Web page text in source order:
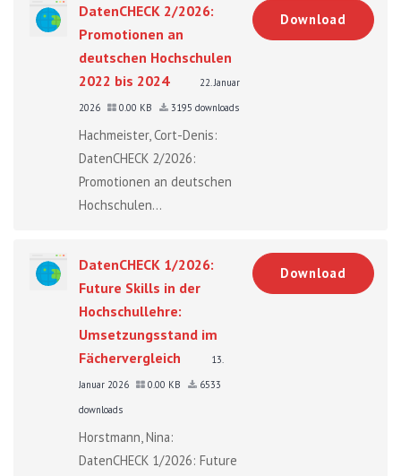
DatenCHECK 2/2026:
Promotionen an
deutschen Hochschulen
2022 bis 2024
22. Januar
2026
0.00 KB 3195 downloads
Hachmeister, Cort-Denis:
DatenCHECK 2/2026:
Promotionen an deutschen
Hochschulen...
Download
DatenCHECK 1/2026:
Future Skills in der
Hochschullehre:
Umsetzungsstand im
Fächervergleich
13.
Januar 2026
0.00 KB
6533
downloads
Horstmann, Nina:
DatenCHECK 1/2026: Future
Download